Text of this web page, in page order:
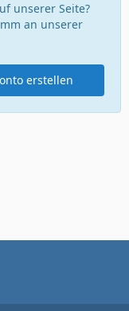
unserer Seite?
an unserer
erstellen